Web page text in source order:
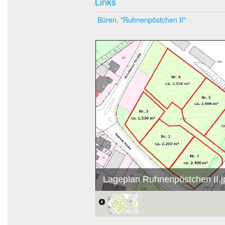
Büren, "Ruhnenpöstchen II"
Lageplan Ruhnenpöstchen